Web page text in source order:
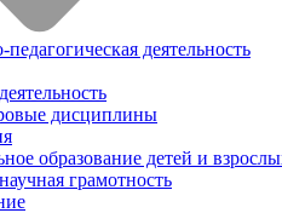
деятельность
дисциплины
образование детей и
грамотность